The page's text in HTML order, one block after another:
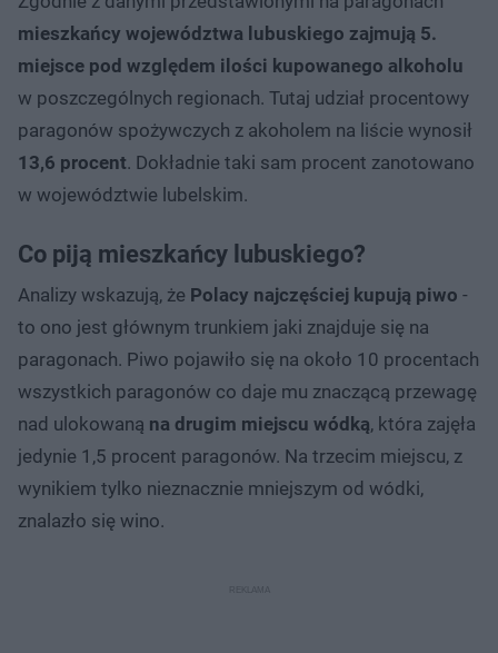
mieszkańcy województwa lubuskiego zajmują 5.
miejsce pod względem ilości kupowanego alkoholu
w poszczególnych regionach. Tutaj udział procentowy
paragonów spożywczych z akoholem na liście wynosił
13,6 procent. Dokładnie taki sam procent zanotowano
w województwie lubelskim.
Co piją mieszkańcy lubuskiego?
Analizy wskazują, że Polacy najczęściej kupują piwo -
to ono jest głównym trunkiem jaki znajduje się na
paragonach. Piwo pojawiło się na około 10 procentach
wszystkich paragonów co daje mu znaczącą przewagę
nad ulokowaną na drugim miejscu wódką, która zajęła
jedynie 1,5 procent paragonów. Na trzecim miejscu, z
wynikiem tylko nieznacznie mniejszym od wódki,
znalazło się wino.